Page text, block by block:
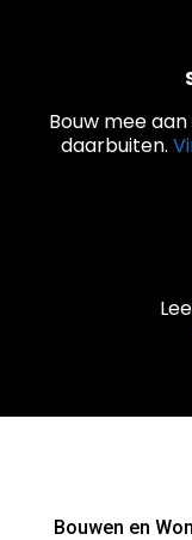
Bouw mee
daarbuiten.
Bouwen en